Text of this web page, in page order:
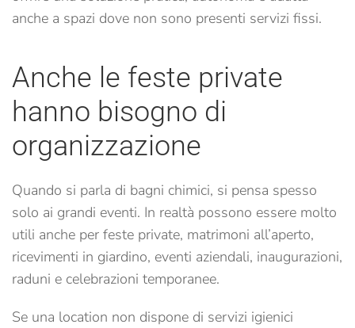
anche a spazi dove non sono presenti servizi fissi.
Anche le feste private
hanno bisogno di
organizzazione
Quando si parla di bagni chimici, si pensa spesso
solo ai grandi eventi. In realtà possono essere molto
utili anche per feste private, matrimoni all’aperto,
ricevimenti in giardino, eventi aziendali, inaugurazioni,
raduni e celebrazioni temporanee.
Se una location non dispone di servizi igienici